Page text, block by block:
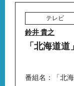
テレビ
鈴井 貴之
「北海道道
番組名：「北海